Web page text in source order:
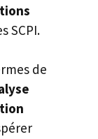
SCPI.
de